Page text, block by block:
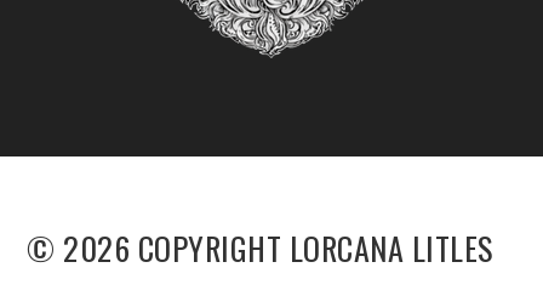
© 2026 COPYRIGHT LORCANA LITLES